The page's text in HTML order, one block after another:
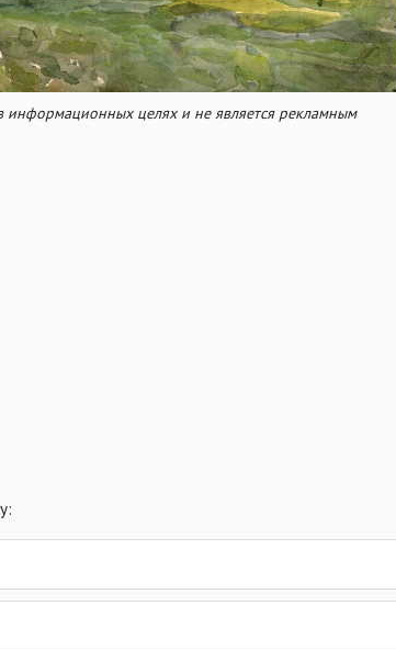
в информационных целях и не является рекламным